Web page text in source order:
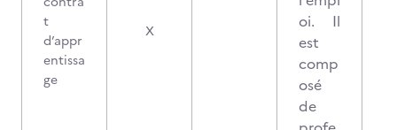
t
d’appr
entissa
ge
X
oi. Il
est
comp
osé
de